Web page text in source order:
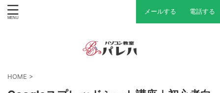
メールする 電話する
HOME >